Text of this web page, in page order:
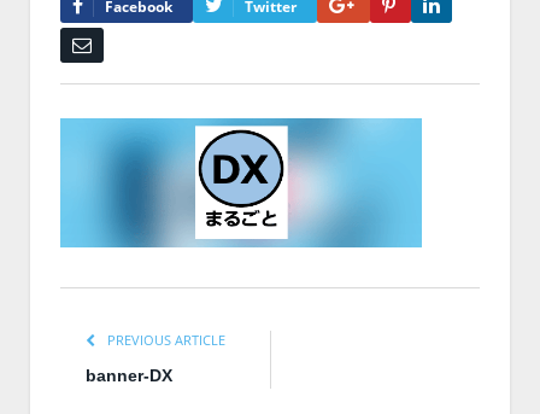
Facebook Twitter Google+Pinterest
PREVIOUS ARTICLE
banner-DX